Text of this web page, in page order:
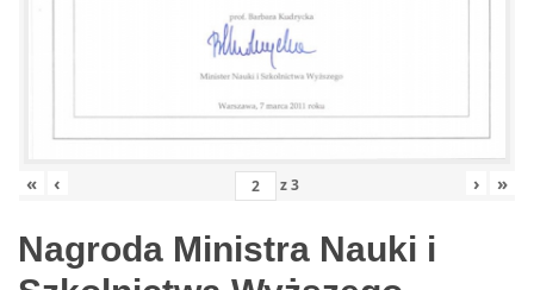
« ‹ z3 › »
Nagroda Ministra Nauki i